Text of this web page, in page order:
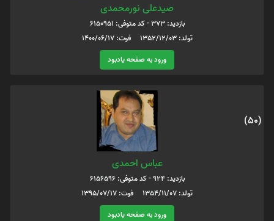
صیدعلی نورمحمدی
بازدید: 373 - کد متوفی: 6150951
تولد: 1352/12/03 فوت: 1400/06/17
ورود به صفحه یادبود
(50)
عباس احمدی
بازدید: 924 - کد متوفی: 6156596
تولد: 1354/11/07 فوت: 1395/07/17
ورود به صفحه یادبود